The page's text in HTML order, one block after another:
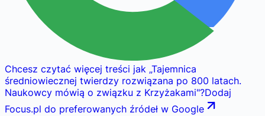
Chcesz czytać więcej treści jak „Tajemnica
średniowiecznej twierdzy rozwiązana po 800 latach.
Naukowcy mówią o związku z Krzyżakami"?Dodaj
Focus.pl do preferowanych źródeł w Google